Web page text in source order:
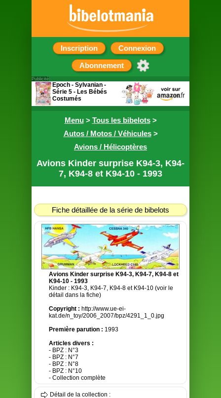
Inscription Connexion
Abonnement
Menu> Tous les bibelots>
Autos / Motos / Véhicules>
Avions / Hélicoptères
Avions Kinder surprise K94-3, K94-
7, K94-8 et K94-10 - 1993
Fiche détaillée de la série de bibelots
Avions Kinder surprise K94-3, K94-7, K94-8 et
K94-10 - 1993
Kinder : K94-3, K94-7, K94-8 et K94-10 (voir le
détail dans la fiche)
Copyright : http://www.ue-ei-
kat.de/n_toy/2006_2007/bpz/4291_1_0.jpg
Première parution : 1993
Articles divers :
- BPZ : N°3
- BPZ : N°7
- BPZ : N°8
- BPZ : N°10
- Collection complète
Détail de la collection :
Publicité
Epoch - Sylvanian -
Série 5 - Les Bébés
Costumés
contenant une figurine